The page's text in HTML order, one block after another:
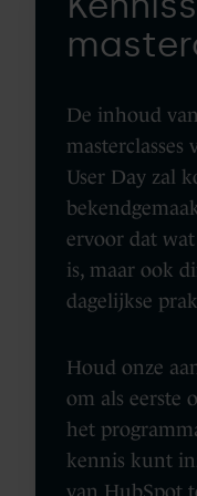
De inhoud
User Day zal
ervoor dat
is, maar ook
dagelijkse
Houd onze
om als eerste
het
kennis kunt